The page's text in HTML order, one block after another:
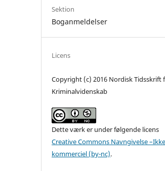
Sektion
Boganmeldelser
Licens
Copyright (c) 2016 Nordisk Tidsskrift
Kriminalvidenskab
Dette værk er under følgende licens
Creative Commons Navngivelse
kommerciel (by-nc).